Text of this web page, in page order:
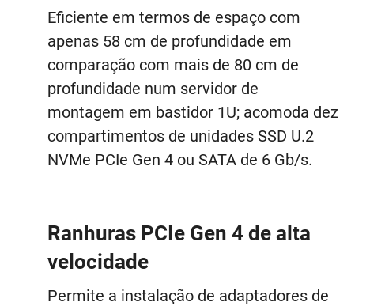
Eficiente em termos de espaço com
apenas 58 cm de profundidade em
comparação com mais de 80 cm de
profundidade num servidor de
montagem em bastidor 1U; acomoda dez
compartimentos de unidades SSD U.2
NVMe PCIe Gen 4 ou SATA de 6 Gb/s.
Ranhuras PCIe Gen 4 de alta
velocidade
Permite a instalação de adaptadores de